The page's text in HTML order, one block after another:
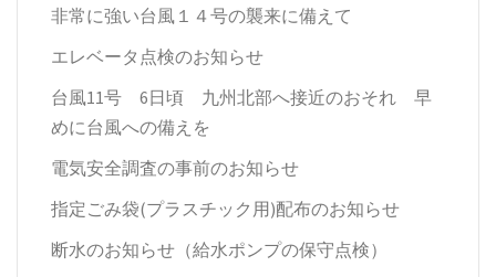
非常に強い台風１４号の襲来に備えて
エレベータ点検のお知らせ
台風11号 6日頃 九州北部へ接近のおそれ 早
めに台風への備えを
電気安全調査の事前のお知らせ
指定ごみ袋(プラスチック用)配布のお知らせ
断水のお知らせ（給水ポンプの保守点検）